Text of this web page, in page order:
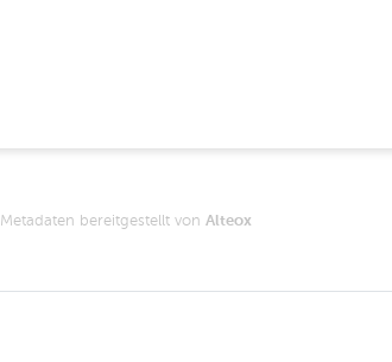
Metadaten bereitgestellt von Alteox